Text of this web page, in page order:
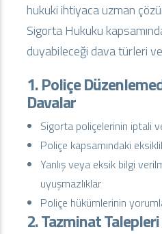
hukuki ihtiyaca uzman
Sigorta Hukuku
duyabileceği dava türleri
1. Poliçe
Davalar
Sigorta poliçelerinin iptali
Poliçe kapsamındaki
Yanlış veya eksik bilgi
uyuşmazlıklar
Poliçe hükümlerinin
2. Tazminat